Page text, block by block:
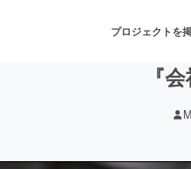
プロジェクトを
『